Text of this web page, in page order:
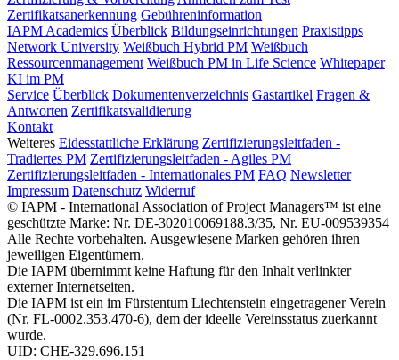
Zertifikatsanerkennung Gebühreninformation
IAPM Academics Überblick Bildungseinrichtungen Praxistipps
Network University Weißbuch Hybrid PM Weißbuch
Ressourcenmanagement Weißbuch PM in Life Science Whitepaper
KI im PM
Service Überblick Dokumentenverzeichnis Gastartikel Fragen &
Antworten Zertifikatsvalidierung
Kontakt
Weiteres Eidesstattliche Erklärung Zertifizierungsleitfaden -
Tradiertes PM Zertifizierungsleitfaden - Agiles PM
Zertifizierungsleitfaden - Internationales PM FAQ Newsletter
Impressum Datenschutz Widerruf
© IAPM - International Association of Project Managers™ ist eine
geschützte Marke: Nr. DE-302010069188.3/35, Nr. EU-009539354
Alle Rechte vorbehalten. Ausgewiesene Marken gehören ihren
jeweiligen Eigentümern.
Die IAPM übernimmt keine Haftung für den Inhalt verlinkter
externer Internetseiten.
Die IAPM ist ein im Fürstentum Liechtenstein eingetragener Verein
(Nr. FL-0002.353.470-6), dem der ideelle Vereinsstatus zuerkannt
wurde.
UID: CHE-329.696.151